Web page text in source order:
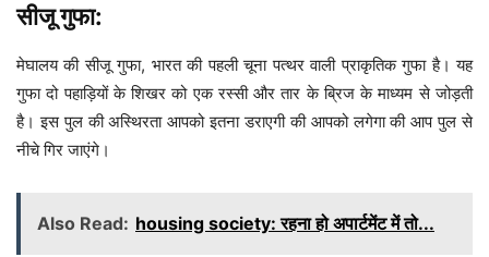
सीजू गुफा:
मेघालय की सीजू गुफा, भारत की पहली चूना पत्थर वाली प्राकृतिक गुफा है। यह
गुफा दो पहाड़ियों के शिखर को एक रस्सी और तार के ब्रिज के माध्यम से जोड़ती
है। इस पुल की अस्थिरता आपको इतना डराएगी की आपको लगेगा की आप पुल से
नीचे गिर जाएंगे।
Also Read: housing society: रहना हो अपार्टमेंट में तो...